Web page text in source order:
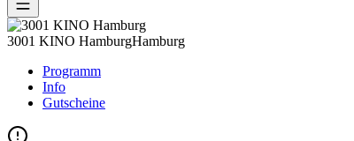
3001 KINO HamburgHamburg
Programm
Info
Gutscheine